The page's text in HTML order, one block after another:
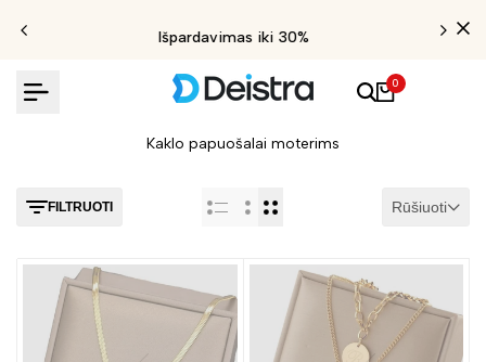
Išpardavimas iki 30%
0
Kaklo papuošalai moterims
FILTRUOTI Rūšiuoti